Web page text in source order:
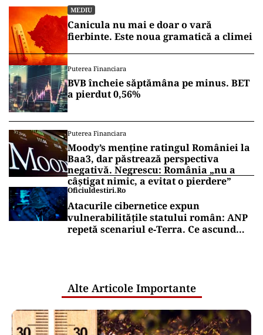
MEDIU
Canicula nu mai e doar o vară
fierbinte. Este noua gramatică a climei
Puterea Financiara
BVB încheie săptămâna pe minus. BET
a pierdut 0,56%
Puterea Financiara
Moody’s menține ratingul României la
Baa3, dar păstrează perspectiva
negativă. Negrescu: România „nu a
câștigat nimic, a evitat o pierdere”
Oficiuldestiri.ro
Atacurile cibernetice expun
vulnerabilitățile statului român: ANP
repetă scenariul e‑Terra. Ce ascund
Alte Articole Importante